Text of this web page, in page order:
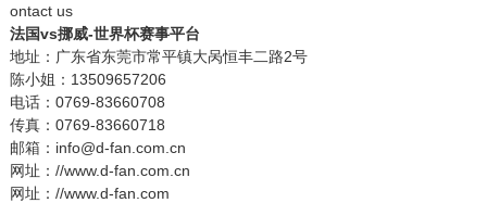
ontact us
法国vs挪威-世界杯赛事平台
地址：广东省东莞市常平镇大呙恒丰二路2号
陈小姐：13509657206
电话：0769-83660708
传真：0769-83660718
邮箱：info@d-fan.com.cn
网址：//www.d-fan.com.cn
网址：//www.d-fan.com